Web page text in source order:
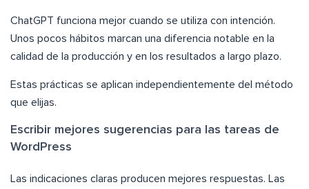
ChatGPT funciona mejor cuando se utiliza con intención.
Unos pocos hábitos marcan una diferencia notable en la
calidad de la producción y en los resultados a largo plazo.
Estas prácticas se aplican independientemente del método
que elijas.
Escribir mejores sugerencias para las tareas de
WordPress
Las indicaciones claras producen mejores respuestas. Las